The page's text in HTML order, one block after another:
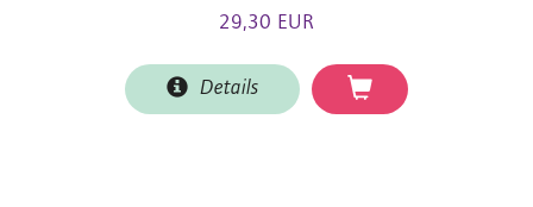
29,30 EUR
Details